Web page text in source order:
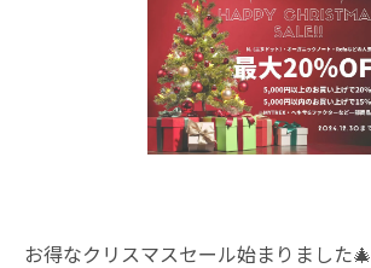
お得なクリスマスセール始まりました🎄